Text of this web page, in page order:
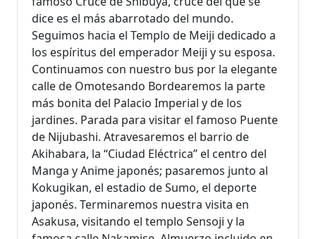
dice es el más abarrotado del mundo.
Seguimos hacia el Templo de Meiji dedicado a
los espíritus del emperador Meiji y su esposa.
Continuamos con nuestro bus por la elegante
calle de Omotesando Bordearemos la parte
más bonita del Palacio Imperial y de los
jardines. Parada para visitar el famoso Puente
de Nijubashi. Atravesaremos el barrio de
Akihabara, la “Ciudad Eléctrica” el centro del
Manga y Anime japonés; pasaremos junto al
Kokugikan, el estadio de Sumo, el deporte
japonés. Terminaremos nuestra visita en
Asakusa, visitando el templo Sensoji y la